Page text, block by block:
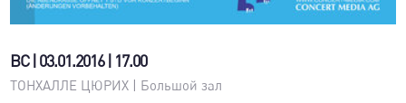
ВС | 03.01.2016 | 17.00
ТОНХАЛЛЕ ЦЮРИХ | Большой зал